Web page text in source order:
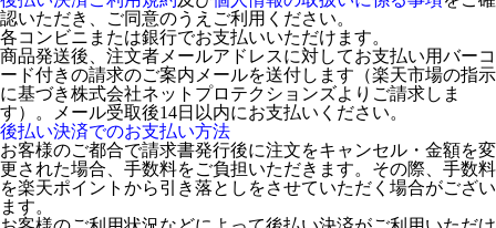
認いただき、ご同意のうえご利用ください。
各コンビニまたは銀行でお支払いいただけます。
商品発送後、注文者メールアドレスに対してお支払い用バーコ
ード付きの請求のご案内メールを送付します（楽天市場の指示
に基づき株式会社ネットプロテクションズよりご請求しま
す）。メール受取後14日以内にお支払いください。
後払い決済でのお支払い方法
お客様のご都合で請求書発行後に注文をキャンセル・金額を変
更された場合、手数料をご負担いただきます。その際、手数料
を楽天ポイントから引き落としをさせていただく場合がござい
ます。